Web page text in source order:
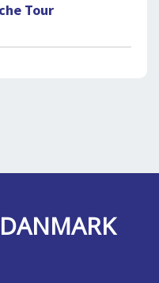
Tour